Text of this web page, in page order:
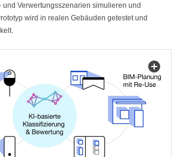
Verwertungsszenarien simulieren und
wird in realen Gebäuden getestet und